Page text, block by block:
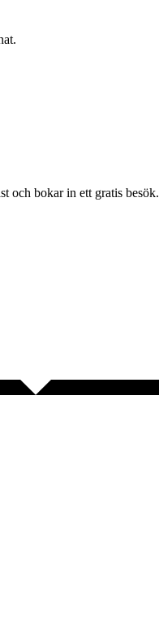
och bokar in ett gratis besök.